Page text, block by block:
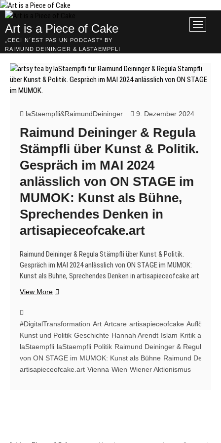
Skip
to
content
Art is a Piece of Cake
„CECI N´EST PAS UN PODCAST“ BY
RAIMUND DEININGER & LASTAEMPFLI
M
e
u
B
u
o
laStaempfli&RaimundDeininger 9. Dezember 2024
Raimund Deininger & Regula
Stämpfli über Kunst & Politik.
Gespräch im MAI 2024
anlässlich von ON STAGE im
MUMOK: Kunst als Bühne,
Sprechendes Denken in
artisapieceofcake.art
Raimund Deininger & Regula Stämpfli über Kunst & Politik.
Gespräch im MAI 2024 anlässlich von ON STAGE im MUMOK:
Kunst als Bühne, Sprechendes Denken in artisapieceofcake.art
View MoreRaimund
Regula
Stämpfli
über
Politik.
#DigitalTransformation Art Artcare artisapieceofcake Auflösung
Kunst und Politik Geschichte Hannah Arendt Islam Kritik an
laStaempfli laStaempfli Politik Raimund Deininger & Regula
von ON STAGE im MUMOK: Kunst als Bühne Raimund
artisapieceofcake.art Vienna Wien Wiener Aktionismus